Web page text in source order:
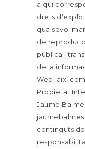
a qui
drets
qualsevol
de
pública i
de la
Web, així
Propietat
Jaume
continguts